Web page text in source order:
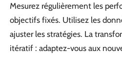
Mesurez régulièrement les
objectifs fixés. Utilisez les
ajuster les stratégies. La
itératif : adaptez-vous aux